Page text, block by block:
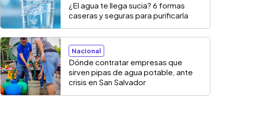
¿El agua te llega sucia? 6 formas
caseras y seguras para purificarla
Nacional
Dónde contratar empresas que
sirven pipas de agua potable, ante
crisis en San Salvador